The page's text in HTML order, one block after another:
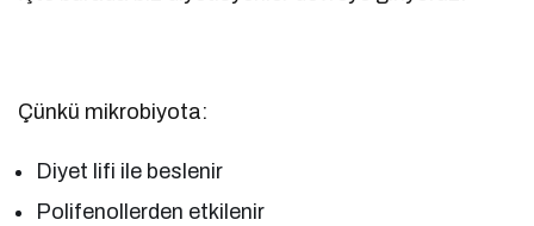
Çünkü mikrobiyota:
Diyet lifi ile beslenir
Polifenollerden etkilenir